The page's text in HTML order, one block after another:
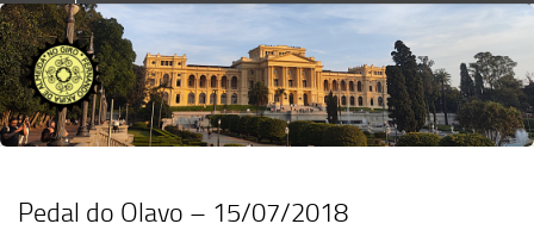
Skip
to
content
Pedal do Olavo – 15/07/2018